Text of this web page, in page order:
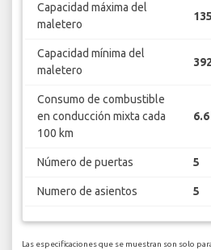
Capacidad máxima del
maletero
Capacidad mínima del
maletero
Consumo de combustible
en conducción mixta cada
100 km
Número de puertas 5
Numero de asientos 5
Las especificaciones que se muestran son solo